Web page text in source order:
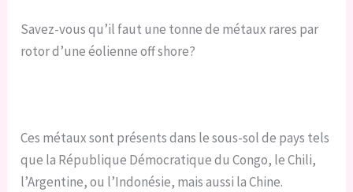
Savez-vous qu’il faut une tonne de métaux rares par
rotor d’une éolienne off shore?
Ces métaux sont présents dans le sous-sol de pays tels
que la République Démocratique du Congo, le Chili,
l’Argentine, ou l’Indonésie, mais aussi la Chine.